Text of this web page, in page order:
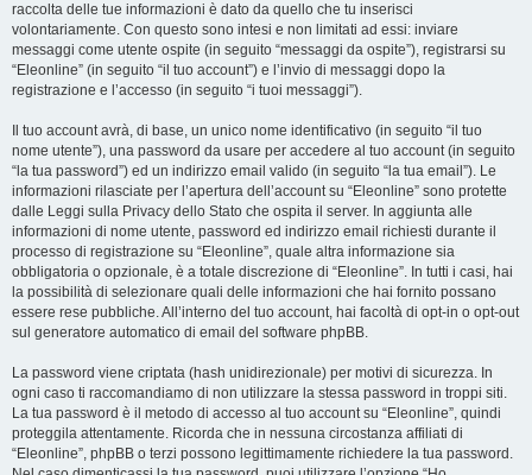
raccolta delle tue informazioni è dato da quello che tu inserisci
volontariamente. Con questo sono intesi e non limitati ad essi: inviare
messaggi come utente ospite (in seguito “messaggi da ospite”), registrarsi su
“Eleonline” (in seguito “il tuo account”) e l’invio di messaggi dopo la
registrazione e l’accesso (in seguito “i tuoi messaggi”).
Il tuo account avrà, di base, un unico nome identificativo (in seguito “il tuo
nome utente”), una password da usare per accedere al tuo account (in seguito
“la tua password”) ed un indirizzo email valido (in seguito “la tua email”). Le
informazioni rilasciate per l’apertura dell’account su “Eleonline” sono protette
dalle Leggi sulla Privacy dello Stato che ospita il server. In aggiunta alle
informazioni di nome utente, password ed indirizzo email richiesti durante il
processo di registrazione su “Eleonline”, quale altra informazione sia
obbligatoria o opzionale, è a totale discrezione di “Eleonline”. In tutti i casi, hai
la possibilità di selezionare quali delle informazioni che hai fornito possano
essere rese pubbliche. All’interno del tuo account, hai facoltà di opt-in o opt-out
sul generatore automatico di email del software phpBB.
La password viene criptata (hash unidirezionale) per motivi di sicurezza. In
ogni caso ti raccomandiamo di non utilizzare la stessa password in troppi siti.
La tua password è il metodo di accesso al tuo account su “Eleonline”, quindi
proteggila attentamente. Ricorda che in nessuna circostanza affiliati di
“Eleonline”, phpBB o terzi possono legittimamente richiedere la tua password.